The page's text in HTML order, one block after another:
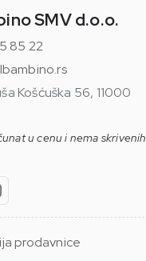
SMV d.o.o.
85 22
Košćuška 56, 11000
u cenu i nema skrivenih
prodavnice